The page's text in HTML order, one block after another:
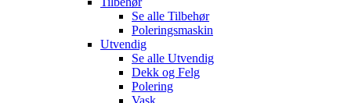
Se alle Tilbehør
Poleringsmaskin
Utvendig
Se alle Utvendig
Dekk og Felg
Polering
Vask